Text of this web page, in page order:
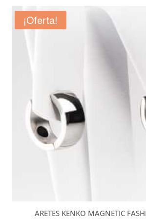
¡Oferta!
ARETES KENKO MAGNETIC